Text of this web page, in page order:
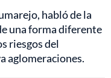
habló de la
una forma diferente
riesgos del
aglomeraciones.